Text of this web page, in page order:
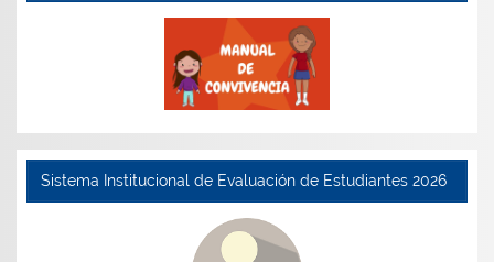
Sistema Institucional de Evaluación de Estudiantes 2026